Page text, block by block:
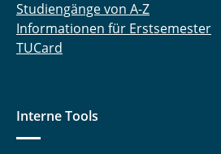
Studiengänge von A-Z
Informationen für Erstsemester
TUCard
Interne Tools